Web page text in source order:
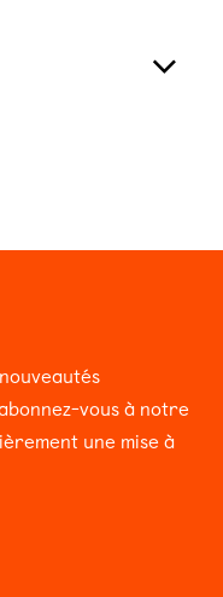
vous à notre
une mise à